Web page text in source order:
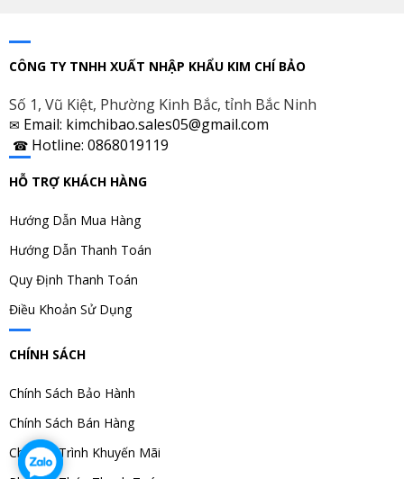
CÔNG TY TNHH XUẤT NHẬP KHẨU KIM CHÍ BẢO
Số 1, Vũ Kiệt, Phường Kinh Bắc, tỉnh Bắc Ninh
✉ Email: kimchibao.sales05@gmail.com
☎ Hotline: 0868019119
HỖ TRỢ KHÁCH HÀNG
Hướng Dẫn Mua Hàng
Hướng Dẫn Thanh Toán
Quy Định Thanh Toán
Điều Khoản Sử Dụng
CHÍNH SÁCH
Chính Sách Bảo Hành
Chính Sách Bán Hàng
Chương Trình Khuyến Mãi